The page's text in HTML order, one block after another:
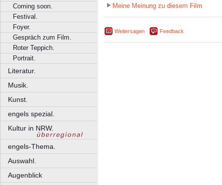
Coming soon.
Festival.
Foyer.
Gespräch zum Film.
Roter Teppich.
Portrait.
Literatur.
Musik.
Kunst.
engels spezial.
Kultur in NRW.
engels-Thema.
Auswahl.
Augenblick
Meine Meinung zu diesem Film
Weitersagen Feedback